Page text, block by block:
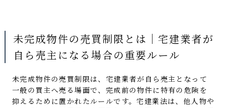
未完成物件の売買制限とは｜宅建業者が
自ら売主になる場合の重要ルール
未完成物件の売買制限は、宅建業者が自ら売主となって
一般の買主へ売る場面で、完成前の物件に特有の危険を
抑えるために置かれたルールです。宅建業法は、他人物や